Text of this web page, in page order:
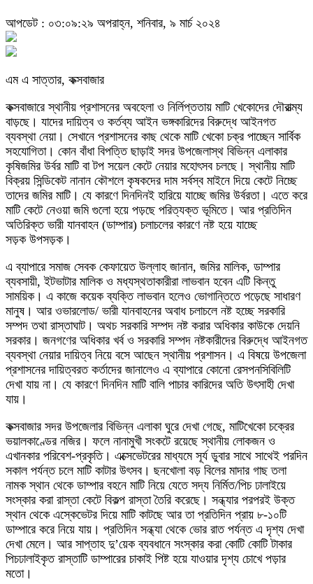
আপডেট : ০৩:০৯:২৯ অপরাহ্ন, শনিবার, ৯ মার্চ ২০২৪
এম এ সাত্তার, কক্সবাজার
কক্সবাজারে স্থানীয় প্রশাসনের অবহেলা ও নির্লিপ্ততায় মাটি খেকোদের দৌরাত্ম্য
বাড়ছে। যাদের দায়িত্ব ও কর্তব্য আইন ভঙ্গকারিদের বিরুদ্ধে আইনগত
ব্যবস্থা নেয়া। সেখানে প্রশাসনের কাছ থেকে মাটি খেকো চক্র পাচ্ছেন সার্বিক
সহযোগিতা। কোন বাঁধা বিপত্তি ছাড়াই সদর উপজেলাস্থ বিভিন্ন এলাকার
কৃষিজমির উর্বর মাটি বা টপ সয়েল কেটে নেয়ার মহোৎসব চলছে। স্থানীয় মাটি
বিক্রয় সিন্ডিকেট নানান কৌশলে কৃষকদের দাম সর্বস্ব মাইনে দিয়ে কেটে নিচ্ছে
তাদের জমির মাটি। যে কারণে দিনদিনই হারিয়ে যাচ্ছে জমির উর্বরতা। এতে করে
মাটি কেটে নেওয়া জমি গুলো হয়ে পড়ছে পরিত্যক্ত ভূমিতে। আর প্রতিদিন
অতিরিক্ত ভারী যানবাহন (ডাম্পার) চলাচলের কারণে নষ্ট হয়ে যাচ্ছে
সড়ক উপসড়ক।
এ ব্যাপারে সমাজ সেবক কেফায়েত উল্লাহ জানান, জমির মালিক, ডাম্পার
ব্যবসায়ী, ইটভাটার মালিক ও মধ্যস্থতাকারীরা লাভবান হবেন এটি কিন্তু
সাময়িক। এ কাজে কয়েক ব্যক্তি লাভবান হলেও ভোগান্তিতে পড়েছে সাধারণ
মানুষ। আর ওভারলোড/ ভারী যানবাহনের অবাধ চলাচলে নষ্ট হচ্ছে সরকারি
সম্পদ তথা রাস্তাঘাট। অথচ সরকারি সম্পদ নষ্ট করার অধিকার কাউকে দেয়নি
সরকার। জনগণের অধিকার খর্ব ও সরকারি সম্পদ নষ্টকারীদের বিরুদ্ধে আইনগত
ব্যবস্থা নেয়ার দায়িত্ব নিয়ে বসে আছেন স্থানীয় প্রশাসন। এ বিষয়ে উপজেলা
প্রশাসনের দায়িত্বরত কর্তাদের জানালেও এ ব্যাপারে কোনো রেসপনসিবিলিটি
দেখা যায় না। যে কারণে দিনদিন মাটি বালি পাচার কারিদের অতি উৎসাহী দেখা
যায়।
কক্সবাজার সদর উপজেলার বিভিন্ন এলাকা ঘুরে দেখা গেছে, মাটিখেকো চক্রের
ভয়ালকাণ্ডের নজির। ফলে নানামুখী সংকটে রয়েছে স্থানীয় লোকজন ও
এখানকার পরিবেশ-প্রকৃতি। এক্সেভেটরের মাধ্যমে সূর্য ডুবার সাথে সাথেই পরদিন
সকাল পর্যন্ত চলে মাটি কাটার উৎসব। ছনখোলা বড় বিলের মাদার গাছ তলা
নামক স্থান থেকে ডাম্পার বহনে মাটি নিয়ে যেতে সদ্য নির্মিত/পিচ ঢালাইয়ে
সংস্কার করা রাস্তা কেটে বিকল্প রাস্তা তৈরি করেছে। সন্ধ্যার পরপরই উক্ত
স্থান থেকে এস্কেভেটর দিয়ে মাটি কাটছে আর তা প্রতিদিন প্রায় ৮-১০টি
ডাম্পারে করে নিয়ে যায়। প্রতিদিন সন্ধ্যা থেকে ভোর রাত পর্যন্ত এ দৃশ্য দেখা
দেখা মেলে। আর সাপ্তাহ দু’য়েক ব্যবধানে সংস্কার করা কোটি কোটি টাকার
পিচঢালাইকৃত রাস্তাটি ডাম্পারের চাকাই পিষ্ট হয়ে যাওয়ার দৃশ্য চোখে পড়ার
মতো।